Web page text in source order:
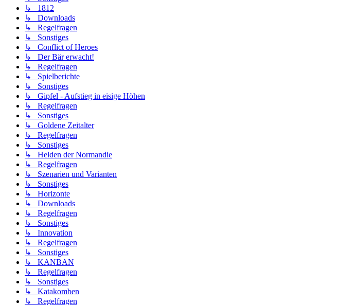
↳ 1812
↳ Downloads
↳ Regelfragen
↳ Sonstiges
↳ Conflict of Heroes
↳ Der Bär erwacht!
↳ Regelfragen
↳ Spielberichte
↳ Sonstiges
↳ Gipfel - Aufstieg in eisige Höhen
↳ Regelfragen
↳ Sonstiges
↳ Goldene Zeitalter
↳ Regelfragen
↳ Sonstiges
↳ Helden der Normandie
↳ Regelfragen
↳ Szenarien und Varianten
↳ Sonstiges
↳ Horizonte
↳ Downloads
↳ Regelfragen
↳ Sonstiges
↳ Innovation
↳ Regelfragen
↳ Sonstiges
↳ KANBAN
↳ Regelfragen
↳ Sonstiges
↳ Katakomben
↳ Regelfragen